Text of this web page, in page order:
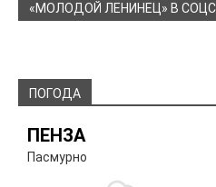
«МОЛОДОЙ ЛЕНИНЕЦ» В
ПОГОДА
ПЕНЗА
Пасмурно